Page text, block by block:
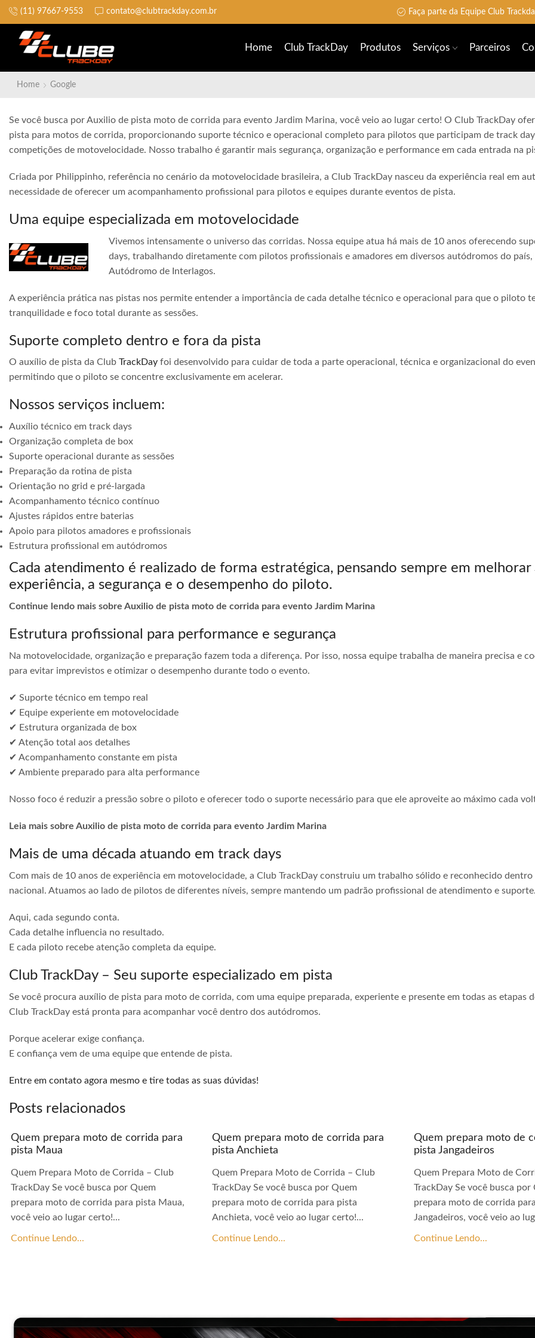
(11) 97667-9553 contato@clubtrackday.com.br
Não perca a largada Faça parte da Equipe Club
Home Club TrackDay Produtos Serviços Parceiros
Home Google
Se você busca por Auxilio de pista moto de corrida para evento Jardim Marina, você veio ao lugar certo! O Club TrackDay
pista para motos de corrida, proporcionando suporte técnico e operacional completo para pilotos que participam de track
competições de motovelocidade. Nosso trabalho é garantir mais segurança, organização e performance em cada entrada na
Criada por Philippinho, referência no cenário da motovelocidade brasileira, a Club TrackDay nasceu da experiência real em
necessidade de oferecer um acompanhamento profissional para pilotos e equipes durante eventos de pista.
Uma equipe especializada em motovelocidade
Vivemos intensamente o universo das corridas. Nossa equipe atua há mais de 10 anos oferecendo
days, trabalhando diretamente com pilotos profissionais e amadores em diversos autódromos do
Autódromo de Interlagos.
A experiência prática nas pistas nos permite entender a importância de cada detalhe técnico e operacional para que o piloto
tranquilidade e foco total durante as sessões.
Suporte completo dentro e fora da pista
O auxílio de pista da Club TrackDay foi desenvolvido para cuidar de toda a parte operacional, técnica e organizacional do
permitindo que o piloto se concentre exclusivamente em acelerar.
Nossos serviços incluem:
Auxílio técnico em track days
Organização completa de box
Suporte operacional durante as sessões
Preparação da rotina de pista
Orientação no grid e pré-largada
Acompanhamento técnico contínuo
Ajustes rápidos entre baterias
Apoio para pilotos amadores e profissionais
Estrutura profissional em autódromos
Cada atendimento é realizado de forma estratégica, pensando sempre em melhorar
experiência, a segurança e o desempenho do piloto.
Continue lendo mais sobre Auxilio de pista moto de corrida para evento Jardim Marina
Estrutura profissional para performance e segurança
Na motovelocidade, organização e preparação fazem toda a diferença. Por isso, nossa equipe trabalha de maneira precisa e
para evitar imprevistos e otimizar o desempenho durante todo o evento.
✔ Suporte técnico em tempo real
✔ Equipe experiente em motovelocidade
✔ Estrutura organizada de box
✔ Atenção total aos detalhes
✔ Acompanhamento constante em pista
✔ Ambiente preparado para alta performance
Nosso foco é reduzir a pressão sobre o piloto e oferecer todo o suporte necessário para que ele aproveite ao máximo cada
Leia mais sobre Auxilio de pista moto de corrida para evento Jardim Marina
Mais de uma década atuando em track days
Com mais de 10 anos de experiência em motovelocidade, a Club TrackDay construiu um trabalho sólido e reconhecido
nacional. Atuamos ao lado de pilotos de diferentes níveis, sempre mantendo um padrão profissional de atendimento e suporte.
Aqui, cada segundo conta.
Cada detalhe influencia no resultado.
E cada piloto recebe atenção completa da equipe.
Club TrackDay – Seu suporte especializado em pista
Se você procura auxílio de pista para moto de corrida, com uma equipe preparada, experiente e presente em todas as etapas
Club TrackDay está pronta para acompanhar você dentro dos autódromos.
Porque acelerar exige confiança.
E confiança vem de uma equipe que entende de pista.
Entre em contato agora mesmo e tire todas as suas dúvidas!
Posts relacionados
Quem prepara moto de corrida para
pista Maua
Quem Prepara Moto de Corrida – Club
TrackDay Se você busca por Quem
prepara moto de corrida para pista Maua,
você veio ao lugar certo!...
Continue Lendo...
Quem prepara moto de corrida para
pista Anchieta
Quem Prepara Moto de Corrida – Club
TrackDay Se você busca por Quem
prepara moto de corrida para pista
Anchieta, você veio ao lugar certo!...
Continue Lendo...
Quem prepara moto de
pista Jangadeiros
Quem Prepara Moto de
TrackDay Se você busca por
prepara moto de corrida
Jangadeiros, você veio ao
Continue Lendo...